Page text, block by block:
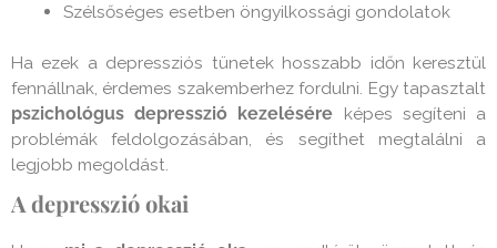
Szélsőséges esetben öngyilkossági gondolatok
Ha ezek a depressziós tünetek hosszabb időn keresztül
fennállnak, érdemes szakemberhez fordulni. Egy tapasztalt
pszichológus depresszió kezelésére képes segíteni a
problémák feldolgozásában, és segíthet megtalálni a
legjobb megoldást.
A depresszió okai